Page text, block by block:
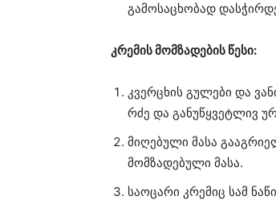
გამოსაცხობად
კრემის მომზადების წესი:
კვერცხის გულები და
რძე და განუწყვეტლივ
მიღებული მასა
მომზადებული მასა.
საოცარი კრემიც სამ